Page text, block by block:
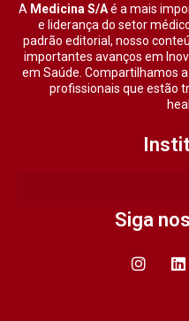
A Medicina S/Aé a mais
e liderança do setor
padrão editorial, nosso
importantes avanços em
em Saúde. Compartilhamos
profissionais que estão
Siga